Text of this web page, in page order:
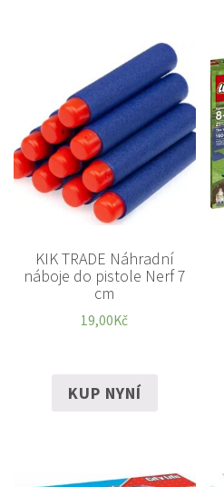
KIK TRADE Náhradní
náboje do pistole Nerf 7
cm
19,00Kč
KUP NYNÍ